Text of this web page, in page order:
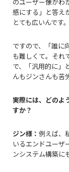
のユーザー像がわ
感にする」と答え
とても広いんです。
ですので、「誰に
も難しくて。それ
で、「汎用的に」
んもジンさんも苦
――実際には、どの
すか？
ジン様： 例えば、
いるエンドユーザ
ンシステム構築に